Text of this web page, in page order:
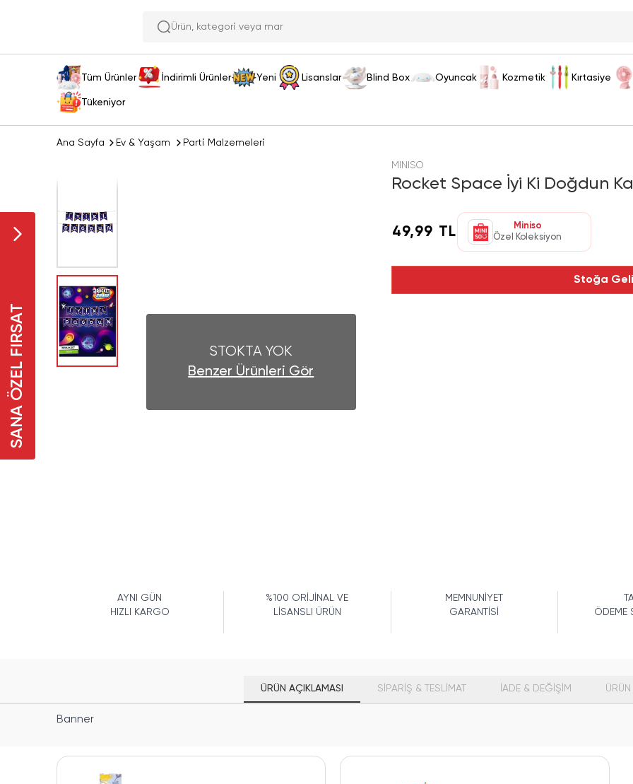
Ürün, kateg
Tüm Ürünler İndirimli Ürünler Yeni Lisanslar Blind Box Oyuncak Kozmetik Kırtasiye
Tükeniyor
SANA ÖZEL FIRSAT
Ana Sayfa Ev & Yaşam Parti Malzemeleri
STOKTA YOK
Benzer Ürünleri Gör
MINISO
Rocket Space İyi Ki Doğdun
49,99 TL
Miniso
Özel Koleksiyon
Stoğa
AYNI GÜN
HIZLI KARGO
%100 ORİJİNAL VE
LİSANSLI ÜRÜN
MEMNUNİYET
GARANTİSİ
ÖDEME
ÜRÜN AÇIKLAMASI SİPARİŞ & TESLİMAT İADE & DEĞİŞİM ÜRÜN
Banner